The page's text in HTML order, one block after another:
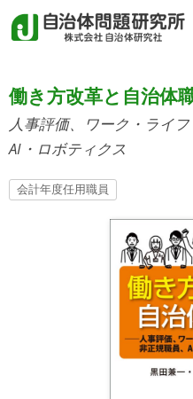
働き方改革と自治体
人事評価、ワーク・ライ
AI・ロボティクス
会計年度任用職員